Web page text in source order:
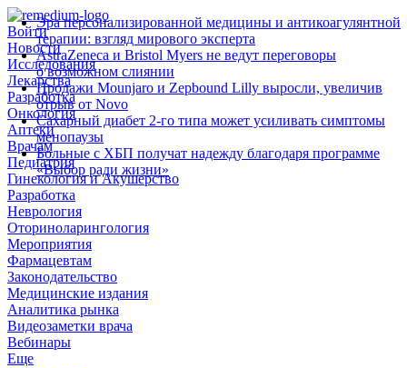
Войти
Новости
Исследования
Лекарства
Разработка
Онкология
Аптеки
Врачам
Педиатрия
Гинекология и Акушерство
Разработка
Неврология
Оториноларингология
Мероприятия
Фармацевтам
Законодательство
Медицинские издания
Аналитика рынка
Видеозаметки врача
Вебинары
Еще
Эра персонализированной медицины и антикоагулянтной
терапии: взгляд мирового эксперта
AstraZeneca и Bristol Myers не ведут переговоры
о возможном слиянии
Продажи Mounjaro и Zepbound Lilly выросли, увеличив
отрыв от Novo
Сахарный диабет 2‑го типа может усиливать симптомы
менопаузы
Больные с ХБП получат надежду благодаря программе
«Выбор ради жизни»